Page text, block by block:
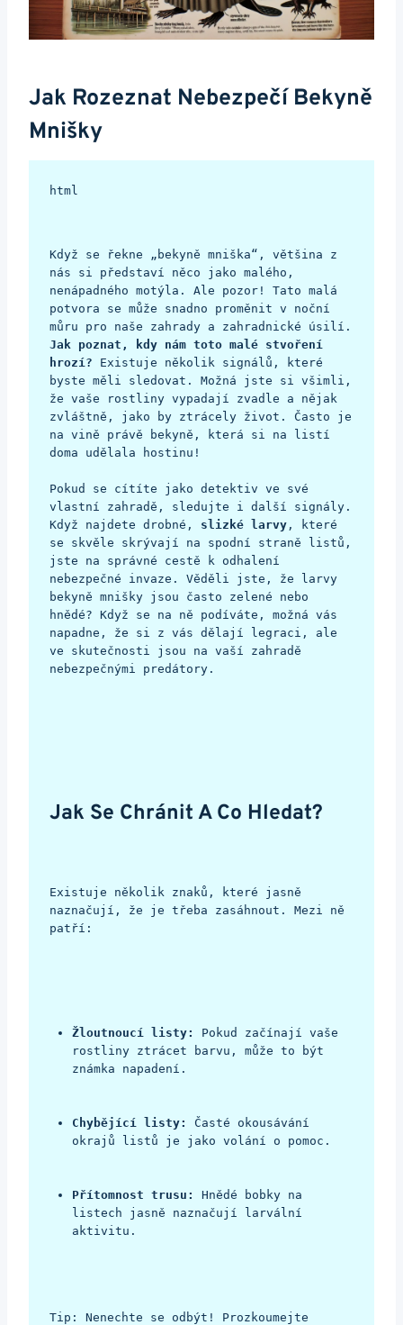
Jak Rozeznat Nebezpečí Bekyně
Mnišky
html
Když se řekne „bekyně mniška“, většina z
nás si představí něco jako malého,
nenápadného motýla. Ale pozor! Tato malá
potvora se může snadno proměnit v noční
Jak poznat, kdy nám toto malé stvoření
hrozí? Existuje několik signálů, které
byste měli sledovat. Možná jste si všimli,
že vaše rostliny vypadají zvadle a nějak
zvláštně, jako by ztrácely život. Často je
na vině právě bekyně, která si na listí
doma udělala hostinu!
Pokud se cítíte jako detektiv ve své
vlastní zahradě, sledujte i další signály.
Když najdete drobné, slizké larvy, které
se skvěle skrývají na spodní straně listů,
jste na správné cestě k odhalení
nebezpečné invaze. Věděli jste, že larvy
bekyně mnišky jsou často zelené nebo
hnědé? Když se na ně podíváte, možná vás
napadne, že si z vás dělají legraci, ale
ve skutečnosti jsou na vaší zahradě
nebezpečnými predátory.
Jak Se Chránit A Co Hledat?
Existuje několik znaků, které jasně
naznačují, že je třeba zasáhnout. Mezi ně
patří:
Žloutnoucí listy:
Pokud začínají vaše
rostliny ztrácet barvu, může to být
známka napadení.
Chybějící listy:
Časté okousávání
okrajů listů je jako volání o pomoc.
Přítomnost trusu:
Hnědé bobky na
listech jasně naznačují larvální
aktivitu.
Tip: Nenechte se odbýt! Prozkoumejte